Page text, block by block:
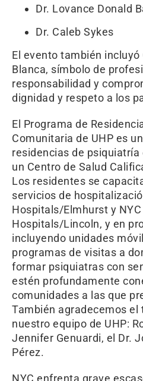
Dr. Lovance Donald
Dr. Caleb Sykes
El evento también
Blanca, símbolo de
responsabilidad y
dignidad y respeto a los
El Programa de
Comunitaria de UHP es
residencias de psiquiatría
un Centro de Salud
Los residentes se
servicios de
Hospitals/Elmhurst y
Hospitals/Lincoln, y en
incluyendo unidades
programas de visitas a
formar psiquiatras con
estén profundamente
comunidades a las que
También agradecemos el
nuestro equipo de UHP:
Jennifer Genuardi, el Dr.
Pérez.
NYC enfrenta grave